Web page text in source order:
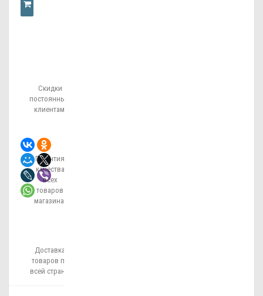
ОДИНСкидки
постоянным
клиентам!
Гарантия
качества
всех
товаров
магазина!
Доставка
товаров по
всей стране!